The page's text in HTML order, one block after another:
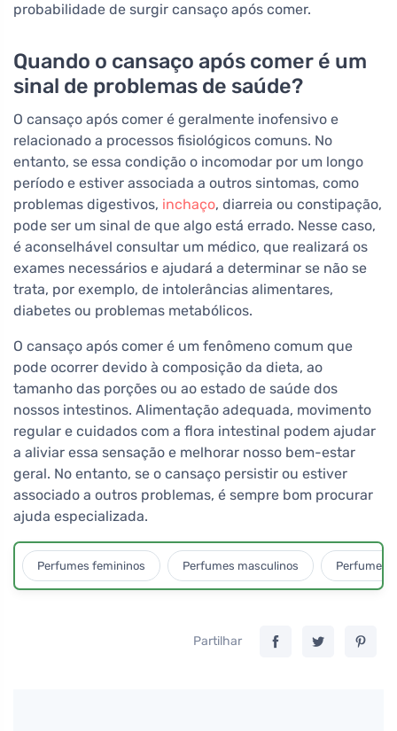
probabilidade de surgir cansaço após comer.
Quando o cansaço após comer é um
sinal de problemas de saúde?
O cansaço após comer é geralmente inofensivo e
relacionado a processos fisiológicos comuns. No
entanto, se essa condição o incomodar por um longo
período e estiver associada a outros sintomas, como
problemas digestivos, inchaço, diarreia ou constipação,
pode ser um sinal de que algo está errado. Nesse caso,
é aconselhável consultar um médico, que realizará os
exames necessários e ajudará a determinar se não se
trata, por exemplo, de intolerâncias alimentares,
diabetes ou problemas metabólicos.
O cansaço após comer é um fenômeno comum que
pode ocorrer devido à composição da dieta, ao
tamanho das porções ou ao estado de saúde dos
nossos intestinos. Alimentação adequada, movimento
regular e cuidados com a flora intestinal podem ajudar
a aliviar essa sensação e melhorar nosso bem-estar
geral. No entanto, se o cansaço persistir ou estiver
associado a outros problemas, é sempre bom procurar
ajuda especializada.
Perfumes femininos Perfumes masculinos Perfumes
Partilhar